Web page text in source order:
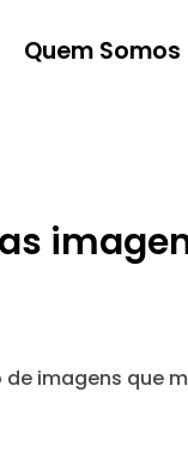
Quem Somos
imagens que